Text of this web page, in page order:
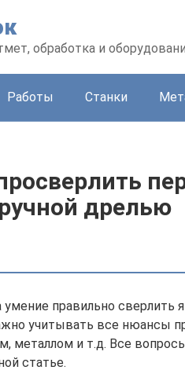
обработка и
Работы Станки
дрелью
правильно сверлить
учитывать все нюансы
металлом и т.д. Все
статье.